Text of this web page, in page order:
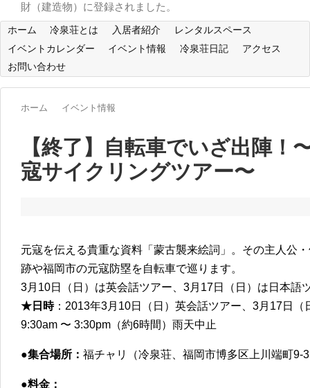
財（建造物）に登録されました。
ホーム 冷泉荘とは 入居者紹介
レンタルスペース
イベントカレンダー
イベント情報 冷泉荘日記
アクセス
お問い合わせ
ホーム イベント情報
【終了】自転車でいざ出陣！
寇サイクリングツアー〜
元寇を伝える貴重な資料「蒙古襲来絵詞」。その主人公
跡や福岡市の元寇防塁を自転車で巡ります。
3月10日（日）は英会話ツアー、3月17日（日）は日本語
★日時：2013年3月10日（日）英会話ツアー、3月17日（
9:30am 〜 3:30pm（約6時間）雨天中止
●集合場所： 福チャリ（冷泉荘、福岡市博多区上川端町9-
●料金：